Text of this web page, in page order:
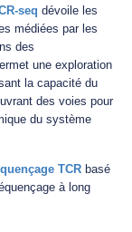
seq dévoile les
médiées par les
des
une exploration
la capacité du
des voies pour
du système
TCR basé
à long